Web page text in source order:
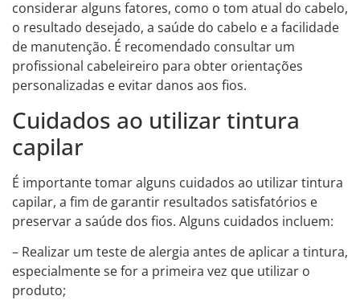
considerar alguns fatores, como o tom atual do cabelo,
o resultado desejado, a saúde do cabelo e a facilidade
de manutenção. É recomendado consultar um
profissional cabeleireiro para obter orientações
personalizadas e evitar danos aos fios.
Cuidados ao utilizar tintura
capilar
É importante tomar alguns cuidados ao utilizar tintura
capilar, a fim de garantir resultados satisfatórios e
preservar a saúde dos fios. Alguns cuidados incluem:
– Realizar um teste de alergia antes de aplicar a tintura,
especialmente se for a primeira vez que utilizar o
produto;